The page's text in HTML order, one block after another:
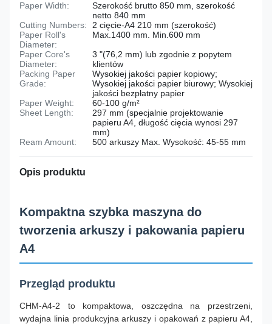
Paper Width:
Szerokość brutto 850 mm, szerokość
netto 840 mm
Cutting Numbers:
2 cięcie-A4 210 mm (szerokość)
Paper Roll's
Diameter:
Max.1400 mm. Min.600 mm
Paper Core's
Diameter:
3 "(76,2 mm) lub zgodnie z popytem
klientów
Packing Paper
Grade:
Wysokiej jakości papier kopiowy;
Wysokiej jakości papier biurowy; Wysokiej
jakości bezpłatny papier
Paper Weight:
60-100 g/m²
Sheet Length:
297 mm (specjalnie projektowanie
papieru A4, długość cięcia wynosi 297
mm)
Ream Amount:
500 arkuszy Max. Wysokość: 45-55 mm
Opis produktu
Kompaktna szybka maszyna do
tworzenia arkuszy i pakowania papieru
A4
Przegląd produktu
CHM-A4-2 to kompaktowa, oszczędna na przestrzeni,
wydajna linia produkcyjna arkuszy i opakowań z papieru A4,